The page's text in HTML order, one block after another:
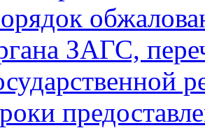
ЗАГС,